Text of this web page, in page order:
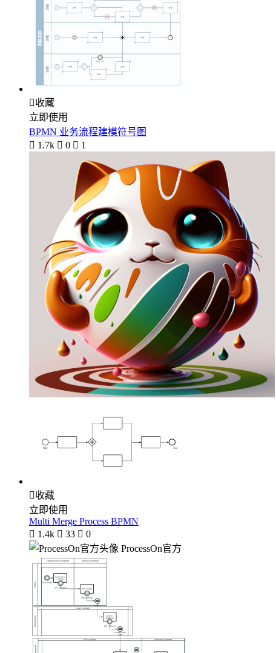
收藏
立即使用
BPMN 业务流程建模符号图
 1.7k  0  1
收藏
立即使用
Multi Merge Process BPMN
 1.4k  33  0
ProcessOn官方